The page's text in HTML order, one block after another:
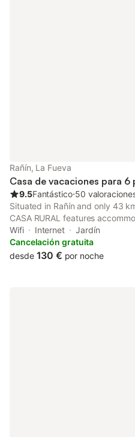
Rañín, La Fueva
Casa de vacaciones para 6
9.5Fantástico⋅50
Situated in Rañín and only 43
CASA RURAL features
free WiFi and free private
garden views and is 27 km from
Wifi Internet
Jardín
Cancelación gratuita
desde 130 € por noche